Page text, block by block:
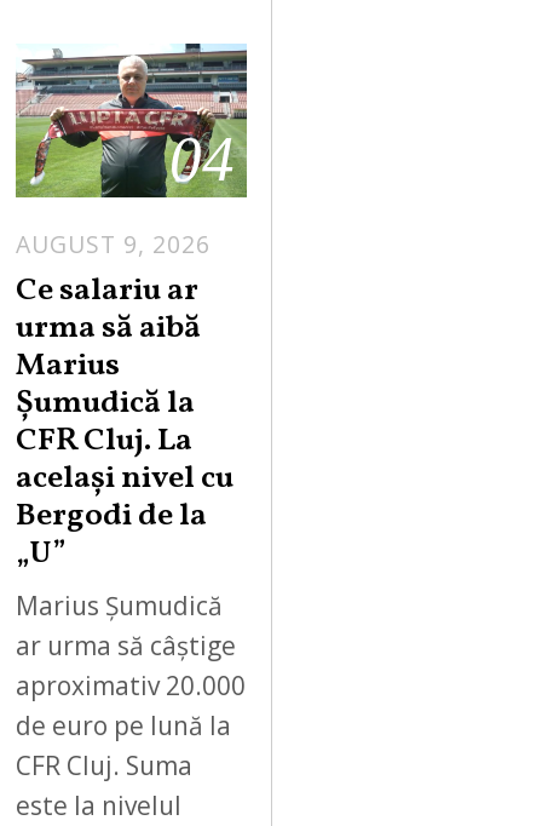
04
AUGUST 9, 2026
Ce salariu ar
urma să aibă
Marius
Șumudică la
CFR Cluj. La
același nivel cu
Bergodi de la
„U”
Marius Șumudică
ar urma să câștige
aproximativ 20.000
de euro pe lună la
CFR Cluj. Suma
este la nivelul